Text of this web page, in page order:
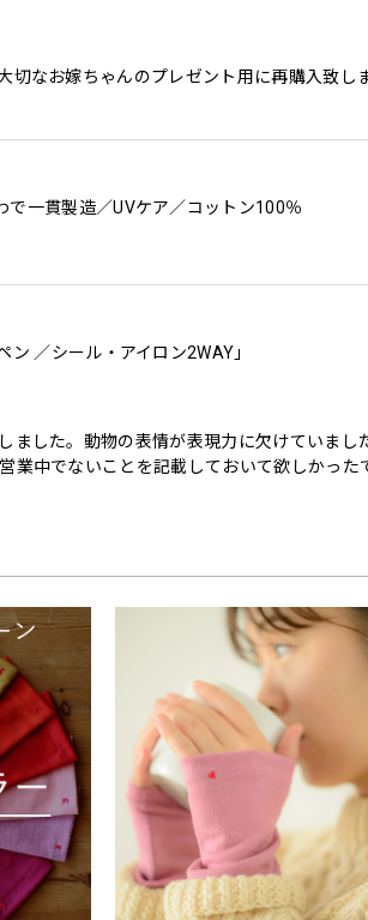
切なお嫁ちゃんのプレゼント用に再購入致し
で一貫製造／UVケア／コットン100％
／シール・アイロン2WAY」
ました。動物の表情が表現力に欠けていまし
業中でないことを記載しておいて欲しかった
喜んでます。 ありがとうございます。
一貫製造／UVケア／コットン100％
とのことで、黒ロングを注文したが、一週間
記して購入できないようにして欲しかったで